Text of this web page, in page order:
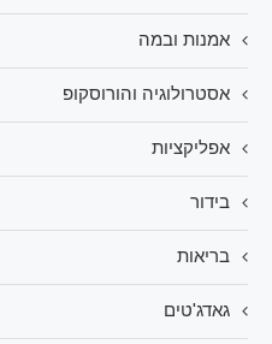
אמנות ובמה
אסטרולוגיה והורוסקופ
אפליקציות
בידור
בריאות
גאדג'טים